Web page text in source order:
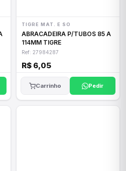
TIGRE MAT. E SO
ABRACADEIRA P/TUBOS 85 A
114MM TIGRE
Ref: 27984287
R$ 6,05
Carrinho Pedir